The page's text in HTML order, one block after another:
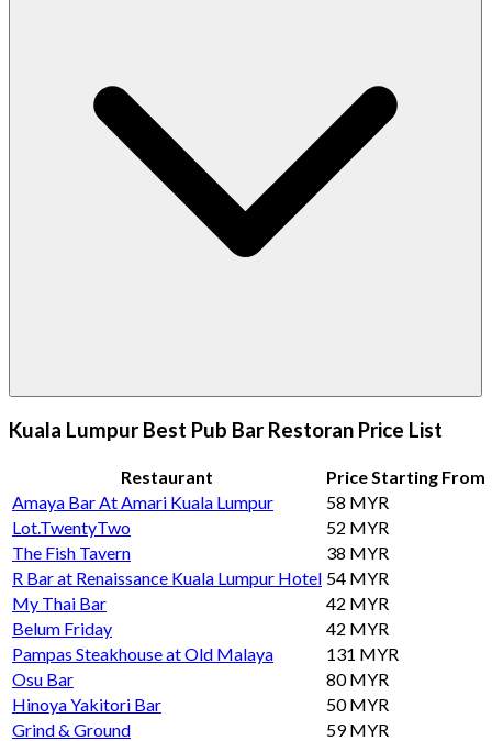
Kuala Lumpur Best Pub Bar Restoran Price List
Restaurant
Price Starting From
Amaya Bar At Amari Kuala Lumpur
58 MYR
Lot.TwentyTwo
52 MYR
The Fish Tavern
38 MYR
R Bar at Renaissance Kuala Lumpur Hotel 54 MYR
My Thai Bar
42 MYR
Belum Friday
42 MYR
Pampas Steakhouse at Old Malaya
131 MYR
Osu Bar
80 MYR
Hinoya Yakitori Bar
50 MYR
Grind & Ground
59 MYR